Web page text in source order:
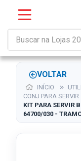
VOLTAR
INÍCIO
CONJ PARA SERVIR
KIT PARA SERVIR
64700/030 -